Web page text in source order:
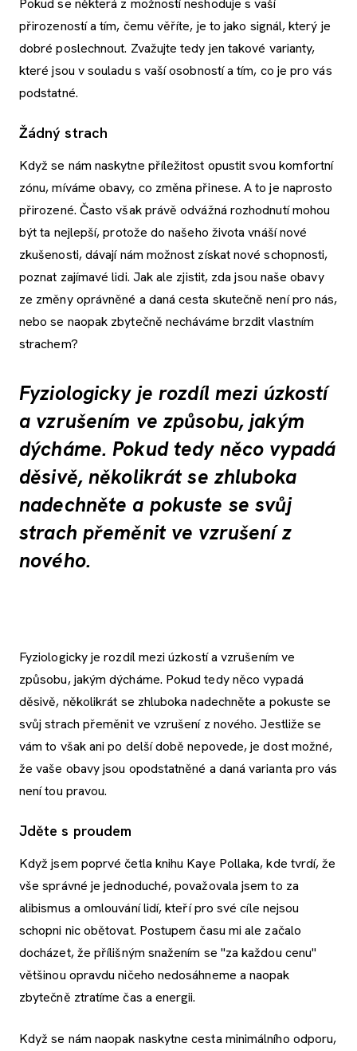
Pokud se některá z možností neshoduje s vaší
přirozeností a tím, čemu věříte, je to jako signál, který je
dobré poslechnout. Zvažujte tedy jen takové varianty,
které jsou v souladu s vaší osobností a tím, co je pro vás
podstatné.
Žádný strach
Když se nám naskytne příležitost opustit svou komfortní
zónu, míváme obavy, co změna přinese. A to je naprosto
přirozené. Často však právě odvážná rozhodnutí mohou
být ta nejlepší, protože do našeho života vnáší nové
zkušenosti, dávají nám možnost získat nové schopnosti,
poznat zajímavé lidi. Jak ale zjistit, zda jsou naše obavy
ze změny oprávněné a daná cesta skutečně není pro nás,
nebo se naopak zbytečně necháváme brzdit vlastním
strachem?
Fyziologicky je rozdíl mezi úzkostí
a vzrušením ve způsobu, jakým
dýcháme. Pokud tedy něco vypadá
děsivě, několikrát se zhluboka
nadechněte a pokuste se svůj
strach přeměnit ve vzrušení z
nového.
Fyziologicky je rozdíl mezi úzkostí a vzrušením ve
způsobu, jakým dýcháme. Pokud tedy něco vypadá
děsivě, několikrát se zhluboka nadechněte a pokuste se
svůj strach přeměnit ve vzrušení z nového. Jestliže se
vám to však ani po delší době nepovede, je dost možné,
že vaše obavy jsou opodstatněné a daná varianta pro vás
není tou pravou.
Jděte s proudem
Když jsem poprvé četla knihu Kaye Pollaka, kde tvrdí, že
vše správné je jednoduché, považovala jsem to za
alibismus a omlouvání lidí, kteří pro své cíle nejsou
schopni nic obětovat. Postupem času mi ale začalo
docházet, že přílišným snažením se "za každou cenu"
většinou opravdu ničeho nedosáhneme a naopak
zbytečně ztratíme čas a energii.
Když se nám naopak naskytne cesta minimálního odporu,